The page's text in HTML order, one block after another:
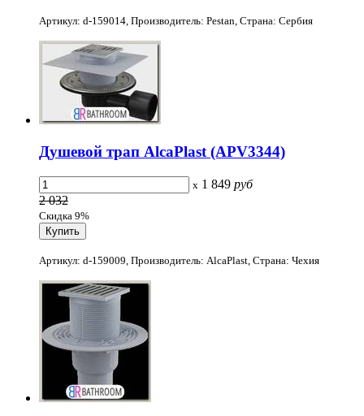
Артикул: d-159014, Производитель: Pestan, Страна: Сербия
Душевой трап AlcaPlast (APV3344)
x 1 849 руб
2 032
Скидка 9%
Артикул: d-159009, Производитель: AlcaPlast, Страна: Чехия